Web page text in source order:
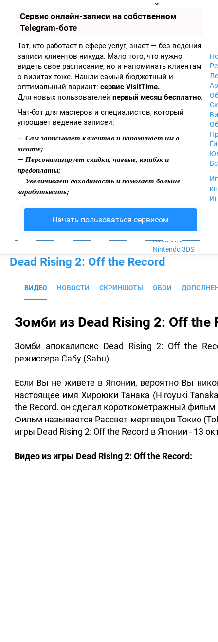
Сервис онлайн-записи на собственном
Telegram-боте
Тот, кто работает в сфере услуг, знает — без ведения
записи клиентов никуда. Мало того, что нужно
видеть свое расписание, но и напоминать клиентам
о визитах тоже. Нашли самый бюджетный и
оптимальный вариант: сервис VisitTime.
Для новых пользователей первый месяц бесплатно.
Чат-бот для мастеров и специалистов, который
упрощает ведение записей:
— Сам записывает клиентов и напоминает им о
визите;
— Персонализирует скидки, чаевые, кэшбэк и
предоплаты;
— Увеличивает доходимость и помогает больше
зарабатывать;
Начать пользоваться сервисом
играх
ла
ор
ы
Xbox 360
Nintendo Wii
Nintendo
GameCube
PlayStation
PlayStation 3
Nintendo 64
Sega Dreamcast
Nintendo DS
iOS
Sega Mega Drive
Mobile
Nintendo Wii U
PlayStation 4
Xbox One
Nintendo 3DS
Dead Rising 2: Off the Record
ВИДЕО НОВОСТИ СКРИНШОТЫ ОБОИ
Зомби из Dead Rising 2: Off the
Зомби апокалипсис Dead Rising 2: Off the
режиссера Сабу (Sabu).
Если Вы не живете в Японии, вероятно Вы
настоящее имя Хироюки Танака (Hiroyuki
the Record. он сделал короткометражный
Фильм называется Рассвет мертвецов Токио
игры Dead Rising 2: Off the Record в Японии - 13
Видео из игры Dead Rising 2: Off the Record: